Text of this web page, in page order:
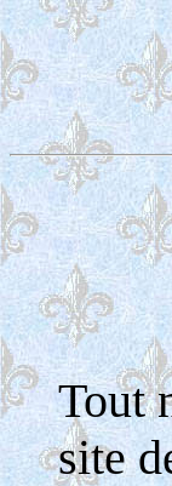
Tout
site